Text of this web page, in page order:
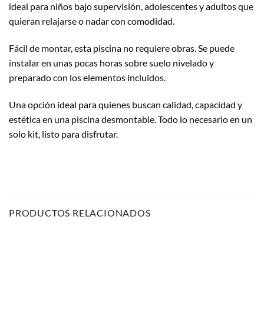
ideal para niños bajo supervisión, adolescentes y adultos que
quieran relajarse o nadar con comodidad.
Fácil de montar, esta piscina no requiere obras. Se puede
instalar en unas pocas horas sobre suelo nivelado y
preparado con los elementos incluidos.
Una opción ideal para quienes buscan calidad, capacidad y
estética en una piscina desmontable. Todo lo necesario en un
solo kit, listo para disfrutar.
PRODUCTOS RELACIONADOS